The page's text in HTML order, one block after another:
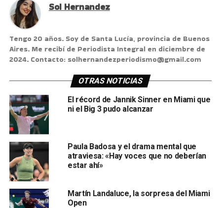
Sol Hernandez
Tengo 20 años. Soy de Santa Lucía, provincia de Buenos
Aires. Me recibí de Periodista Integral en diciembre de
2024. Contacto: solhernandezperiodismo@gmail.com
OTRAS NOTICIAS
El récord de Jannik Sinner en Miami que
ni el Big 3 pudo alcanzar
Paula Badosa y el drama mental que
atraviesa: «Hay voces que no deberían
estar ahí»
Martín Landaluce, la sorpresa del Miami
Open